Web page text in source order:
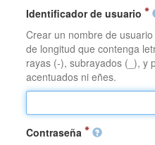
Identificador de usuario
Crear un nombre de
de longitud que contenga
rayas (-), subrayados (_), y
acentuados ni eñes.
Contraseña